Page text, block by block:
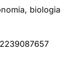
biologia